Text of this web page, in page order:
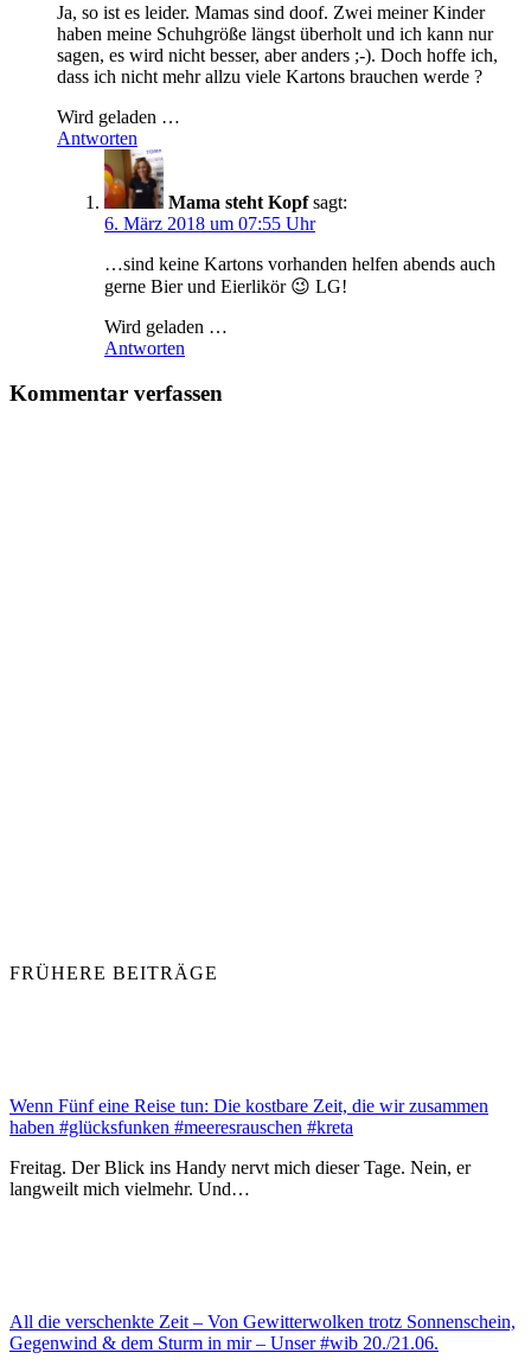
Ja, so ist es leider. Mamas sind doof. Zwei meiner Kinder
haben meine Schuhgröße längst überholt und ich kann nur
sagen, es wird nicht besser, aber anders ;-). Doch hoffe ich,
dass ich nicht mehr allzu viele Kartons brauchen werde ?
Wird geladen …
Antworten
Mama steht Kopf sagt:
6. März 2018 um 07:55 Uhr
…sind keine Kartons vorhanden helfen abends auch
gerne Bier und Eierlikör 😉 LG!
Wird geladen …
Antworten
Kommentar verfassen
FRÜHERE BEITRÄGE
Wenn Fünf eine Reise tun: Die kostbare Zeit, die wir zusammen
haben #glücksfunken #meeresrauschen #kreta
Freitag. Der Blick ins Handy nervt mich dieser Tage. Nein, er
langweilt mich vielmehr. Und…
All die verschenkte Zeit – Von Gewitterwolken trotz Sonnenschein,
Gegenwind & dem Sturm in mir – Unser #wib 20./21.06.